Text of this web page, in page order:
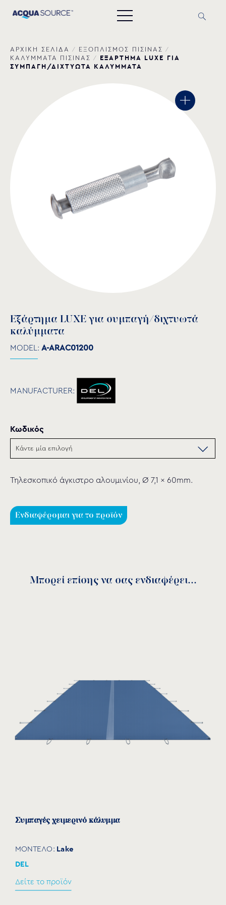
ΑΡΧΙΚΗ ΣΕΛΙΔΑ / ΕΞΟΠΛΙΣΜΟΣ ΠΙΣΙΝΑΣ /
ΚΑΛΥΜΜΑΤΑ ΠΙΣΙΝΑΣ / ΕΞΑΡΤΗΜΑ LUXE ΓΙΑ
ΣΥΜΠΑΓΗ/ΔΙΧΤΥΩΤΑ ΚΑΛΥΜΜΑΤΑ
Εξάρτημα LUXE για συμπαγή/διχτυωτά
καλύμματα
MODEL: A-ARAC01200
MANUFACTURER:
Κωδικός
Τηλεσκοπικό άγκιστρο αλουμινίου, Ø 7,1 x 60mm.
Ενδιαφέρομαι για το προϊόν
Μπορεί επίσης να σας ενδιαφέρει...
Συμπαγές χειμερινό κάλυμμα
ΜΟΝΤΕΛΟ: Lake
DEL
Δείτε το προϊόν